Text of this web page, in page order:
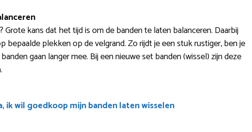
kans dat het tijd is om de banden te laten balanceren. Daarbij
bepaalde plekken op de velgrand. Zo rijdt je een stuk rustiger, ben je
gaan langer mee. Bij een nieuwe set banden (wissel) zijn deze
ik wil goedkoop mijn banden laten wisselen